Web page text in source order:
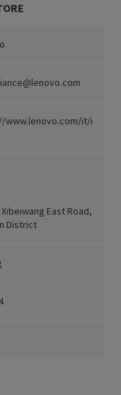
www.lenovo.com/it/i
Xibeiwang East Road,
District